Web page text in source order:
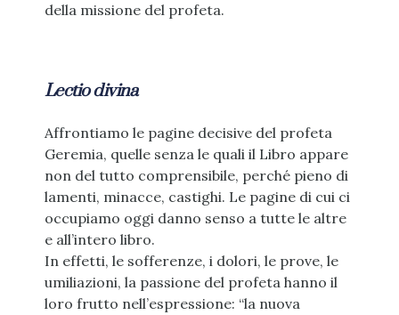
della missione del profeta.
Lectio divina
Affrontiamo le pagine decisive del profeta
Geremia, quelle senza le quali il Libro appare
non del tutto comprensibile, perché pieno di
lamenti, minacce, castighi. Le pagine di cui ci
occupiamo oggi danno senso a tutte le altre
e all’intero libro.
In effetti, le sofferenze, i dolori, le prove, le
umiliazioni, la passione del profeta hanno il
loro frutto nell’espressione: “la nuova